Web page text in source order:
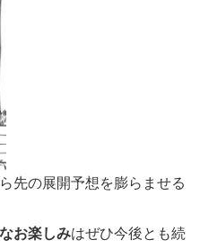
先の展開予想を膨らませる
お楽しみはぜひ今後とも続